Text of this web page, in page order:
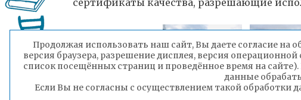
сертификаты качества, разрешающие
Продолжая использовать наш сайт, Вы даете согласие на
версия браузера, разрешение дисплея, версия
список посещённых страниц и проведённое время на
данные
Если Вы не согласны с осуществлением такой обработки